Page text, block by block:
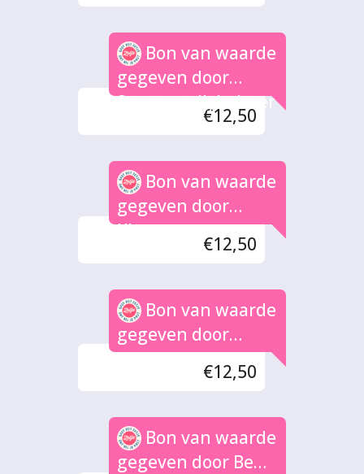
Bon van waarde
gegeven door
Stratenvollybaltoer
€12,50
Bon van waarde
gegeven door
Klaasen
€12,50
Bon van waarde
gegeven door
Huizing
€12,50
Bon van waarde
gegeven door Ben